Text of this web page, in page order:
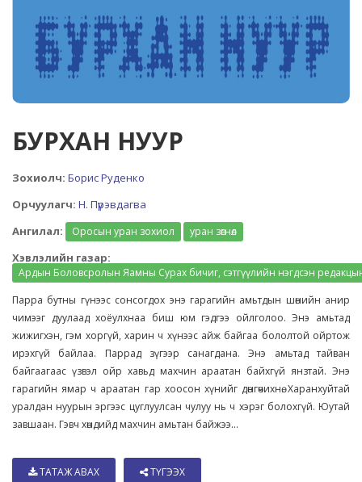
БУРХАН НУУР
Зохиолч: Борис Руденко
Орчуулагч: Н. Пүрэвдагва
Ангилал:
Оросын уран зохиол уран зөгнөл
Хэвлэлийн газар:
Ардын Боловсролын Яамны Сурах бичиг, сэтгүүлийн нэгдсэн
Парра бутны гүнээс сонсогдох энэ гарагийн амьтдын шөнийн анир
чимээг дуулаад хоёулхнаа биш юм гэдгээ ойлголоо. Энэ амьтад
жижигхэн, гэм хоргүй, харин ч хүнээс айж байгаа бололтой ойртож
ирэхгүй байлаа. Паррад зүгээр санагдана. Энэ амьтад тайван
байгаагаас үзвэл ойр хавьд махчин араатан байхгүй янзтай. Энэ
гарагийн ямар ч араатан гар хоосон хүнийг дөнгөчихнө. Харанхуйтай
уралдан нуурын эргээс цуглуулсан чулуу нь ч хэрэг болохгүй. Юутай
завшаан. Гэвч хөндийд махчин амьтан байжээ...
ТАТАЖ АВАХ ТҮГЭЭХ